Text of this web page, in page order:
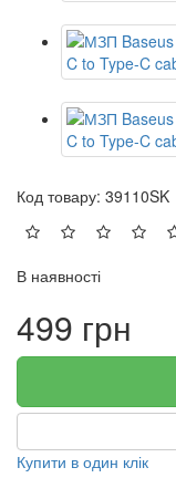
Код товару: 39110SK
В наявності
499 грн
Купити в один клік